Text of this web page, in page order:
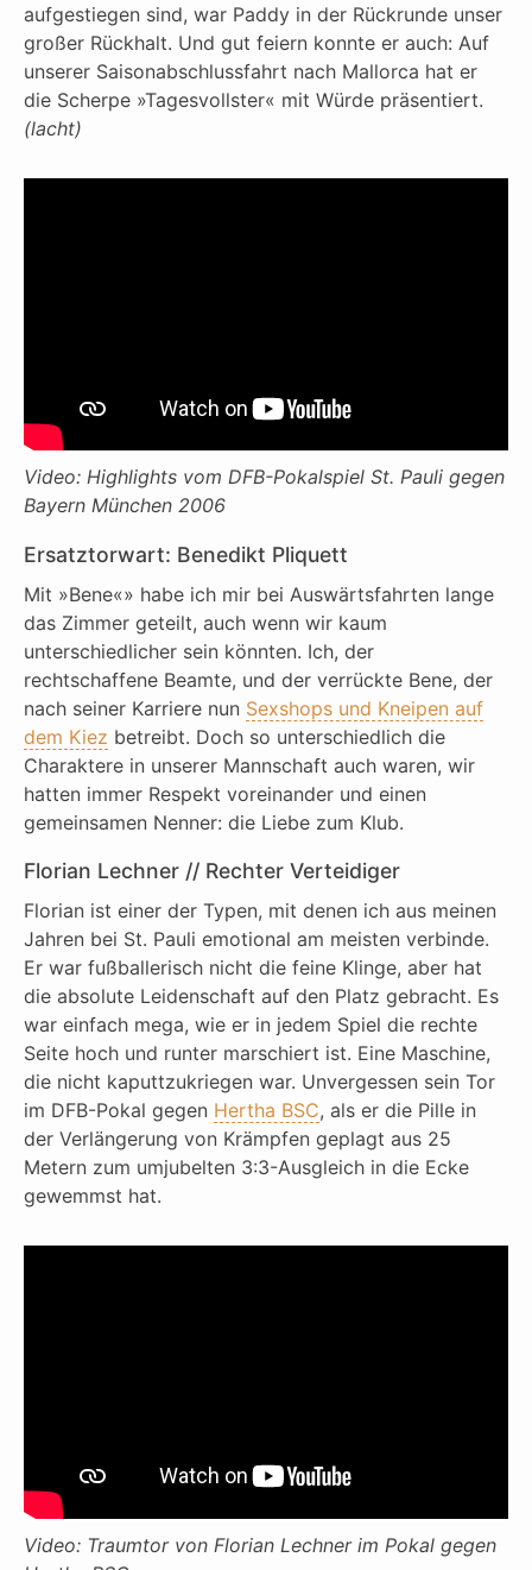
aufgestiegen sind, war Paddy in der Rückrunde unser
großer Rückhalt. Und gut feiern konnte er auch: Auf
unserer Saisonabschlussfahrt nach Mallorca hat er
die Scherpe »Tagesvollster« mit Würde präsentiert.
(lacht)
Video: Highlights vom DFB-Pokalspiel St. Pauli gegen
Bayern München 2006
Ersatztorwart: Benedikt Pliquett
Mit »Bene«» habe ich mir bei Auswärtsfahrten lange
das Zimmer geteilt, auch wenn wir kaum
unterschiedlicher sein könnten. Ich, der
rechtschaffene Beamte, und der verrückte Bene, der
nach seiner Karriere nun Sexshops und Kneipen auf
dem Kiez betreibt. Doch so unterschiedlich die
Charaktere in unserer Mannschaft auch waren, wir
hatten immer Respekt voreinander und einen
gemeinsamen Nenner: die Liebe zum Klub.
Florian Lechner // Rechter Verteidiger
Florian ist einer der Typen, mit denen ich aus meinen
Jahren bei St. Pauli emotional am meisten verbinde.
Er war fußballerisch nicht die feine Klinge, aber hat
die absolute Leidenschaft auf den Platz gebracht. Es
war einfach mega, wie er in jedem Spiel die rechte
Seite hoch und runter marschiert ist. Eine Maschine,
die nicht kaputtzukriegen war. Unvergessen sein Tor
im DFB-Pokal gegen Hertha BSC, als er die Pille in
der Verlängerung von Krämpfen geplagt aus 25
Metern zum umjubelten 3:3-Ausgleich in die Ecke
gewemmst hat.
Video: Traumtor von Florian Lechner im Pokal gegen